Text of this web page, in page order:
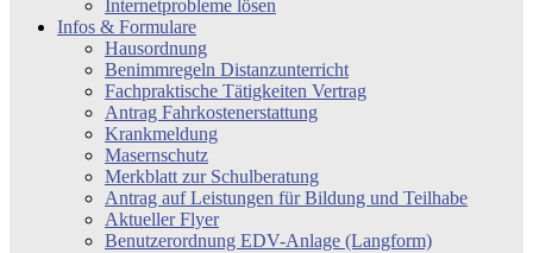
Internetprobleme lösen
Infos & Formulare
Hausordnung
Benimmregeln Distanzunterricht
Fachpraktische Tätigkeiten Vertrag
Antrag Fahrkostenerstattung
Krankmeldung
Masernschutz
Merkblatt zur Schulberatung
Antrag auf Leistungen für Bildung und Teilhabe
Aktueller Flyer
Benutzerordnung EDV-Anlage (Langform)